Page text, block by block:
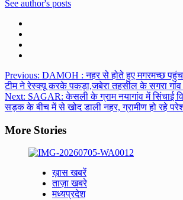
See author's posts
Post
navigation
Previous: DAMOH : नहर से होते हुए मगरमच्छ
टीम ने रेस्क्यू करके पकड़ा,जबेरा तहसील के सगरा गांव
Next: SAGAR: केसली के ग्राम नयागांव में सिंचाई
सड़क के बीच में से खोद डाली नहर, ग्रामीण हो रहे
More Stories
ख़ास खबरें
ताज़ा खबरे
मध्यप्रदेश